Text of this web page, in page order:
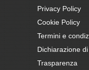
Privacy Policy
Cookie Policy
Termini e
Dichiarazione
Trasparenza